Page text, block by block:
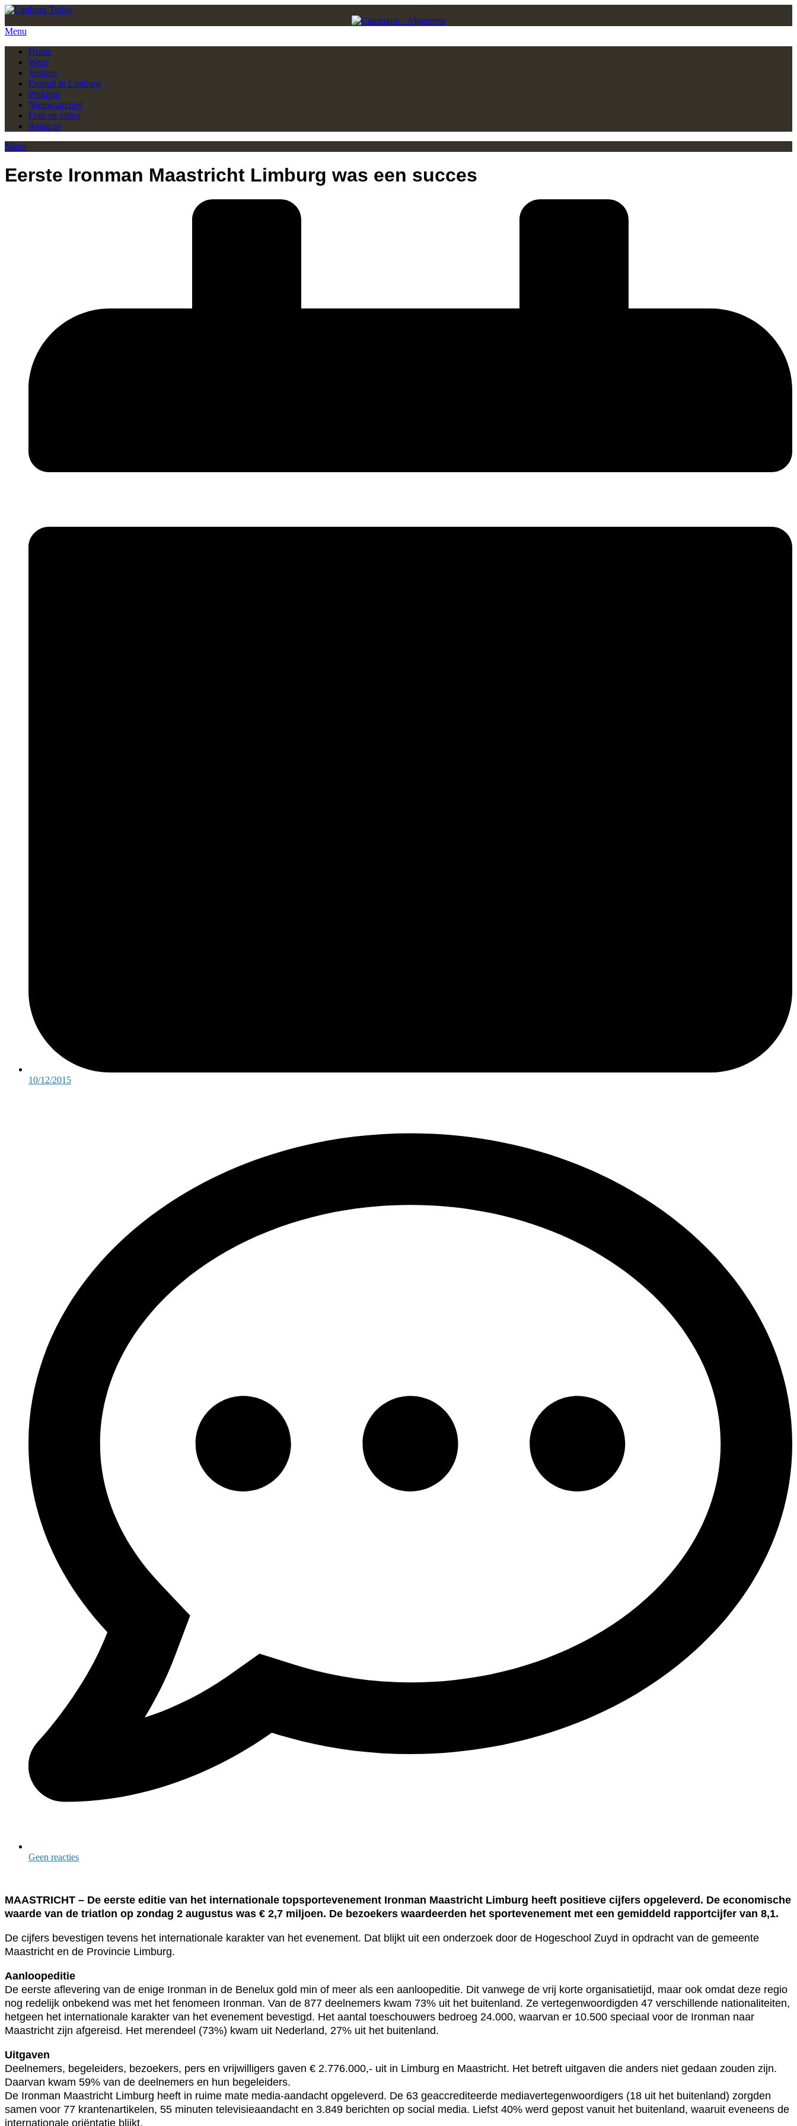
Menu
Home
Weer
Verkeer
Eropuit in Limburg
Pinkpop
Nieuwsarchief
Foto en video
Redactie
Menu
Eerste Ironman Maastricht Limburg was een succes
10/12/2015
Geen reacties
MAASTRICHT – De eerste editie van het internationale topsportevenement Ironman Maastricht Limburg heeft positieve cijfers opgeleverd. De economische
waarde van de triatlon op zondag 2 augustus was € 2,7 miljoen. De bezoekers waardeerden het sportevenement met een gemiddeld rapportcijfer van 8,1.
De cijfers bevestigen tevens het internationale karakter van het evenement. Dat blijkt uit een onderzoek door de Hogeschool Zuyd in opdracht van de gemeente
Maastricht en de Provincie Limburg.
Aanloopeditie
De eerste aflevering van de enige Ironman in de Benelux gold min of meer als een aanloopeditie. Dit vanwege de vrij korte organisatietijd, maar ook omdat deze regio
nog redelijk onbekend was met het fenomeen Ironman. Van de 877 deelnemers kwam 73% uit het buitenland. Ze vertegenwoordigden 47 verschillende nationaliteiten,
hetgeen het internationale karakter van het evenement bevestigd. Het aantal toeschouwers bedroeg 24.000, waarvan er 10.500 speciaal voor de Ironman naar
Maastricht zijn afgereisd. Het merendeel (73%) kwam uit Nederland, 27% uit het buitenland.
Uitgaven
Deelnemers, begeleiders, bezoekers, pers en vrijwilligers gaven € 2.776.000,- uit in Limburg en Maastricht. Het betreft uitgaven die anders niet gedaan zouden zijn.
Daarvan kwam 59% van de deelnemers en hun begeleiders.
De Ironman Maastricht Limburg heeft in ruime mate media-aandacht opgeleverd. De 63 geaccrediteerde mediavertegenwoordigers (18 uit het buitenland) zorgden
samen voor 77 krantenartikelen, 55 minuten televisieaandacht en 3.849 berichten op social media. Liefst 40% werd gepost vanuit het buitenland, waaruit eveneens de
internationale oriëntatie blijkt.